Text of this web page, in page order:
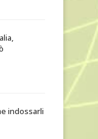
indossarli